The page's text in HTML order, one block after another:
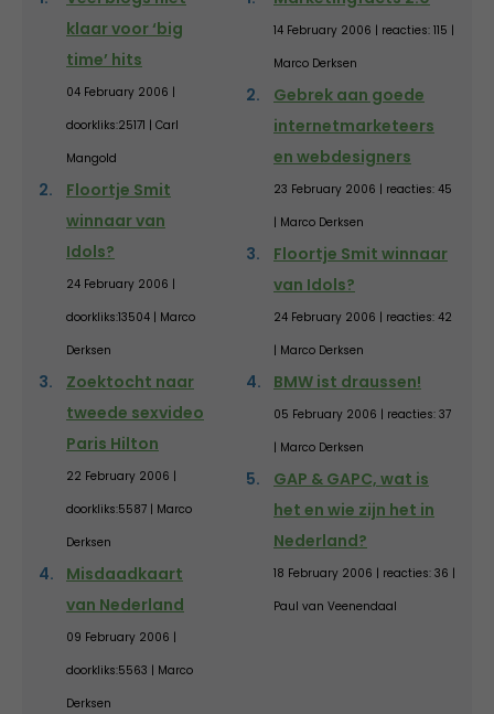
klaar voor ‘big
time’ hits
04 February 2006 |
doorkliks:25171 | Carl
Mangold
Floortje Smit
winnaar van
Idols?
24 February 2006 |
doorkliks:13504 | Marco
Derksen
Zoektocht naar
tweede sexvideo
Paris Hilton
22 February 2006 |
doorkliks:5587 | Marco
Derksen
Misdaadkaart
van Nederland
09 February 2006 |
doorkliks:5563 | Marco
Derksen
14 February 2006 | reacties: 115 |
Marco Derksen
Gebrek aan goede
internetmarketeers
en webdesigners
23 February 2006 | reacties: 45
| Marco Derksen
Floortje Smit winnaar
van Idols?
24 February 2006 | reacties: 42
| Marco Derksen
BMW ist draussen!
05 February 2006 | reacties: 37
| Marco Derksen
GAP & GAPC, wat is
het en wie zijn het in
Nederland?
18 February 2006 | reacties: 36 |
Paul van Veenendaal